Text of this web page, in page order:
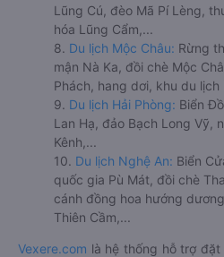
Lũng Cú, đèo Mã Pí Lèng,
hóa Lũng Cẩm,...
8. Du lịch Mộc Châu: Rừng
mận Nà Ka, đồi chè Mộc
Phách, hang dơi, khu du lịch
9. Du lịch Hải Phòng: Biển
Lan Hạ, đảo Bạch Long Vỹ,
Kênh,...
10. Du lịch Nghệ An: Biển
quốc gia Pù Mát, đồi chè
cánh đồng hoa hướng
Thiên Cầm,...
Vexere.com là hệ thống hỗ trợ